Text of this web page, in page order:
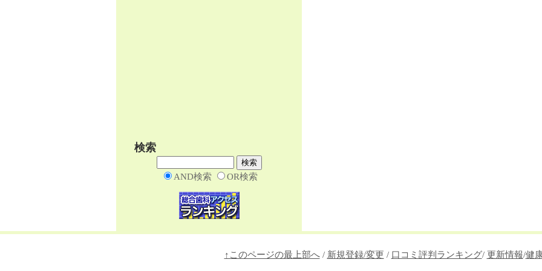
検索
AND検索 OR検索
↑このページの最上部へ/ 新規登録/変更 / 口コミ評判ランキング/ 更新情報/健